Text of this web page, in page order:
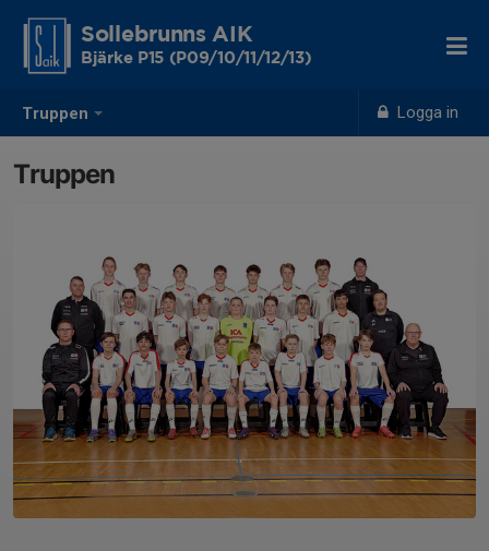
Truppen Logga in
Sollebrunns AIK
Bjärke P15 (P09/10/11/12/13)
Truppen